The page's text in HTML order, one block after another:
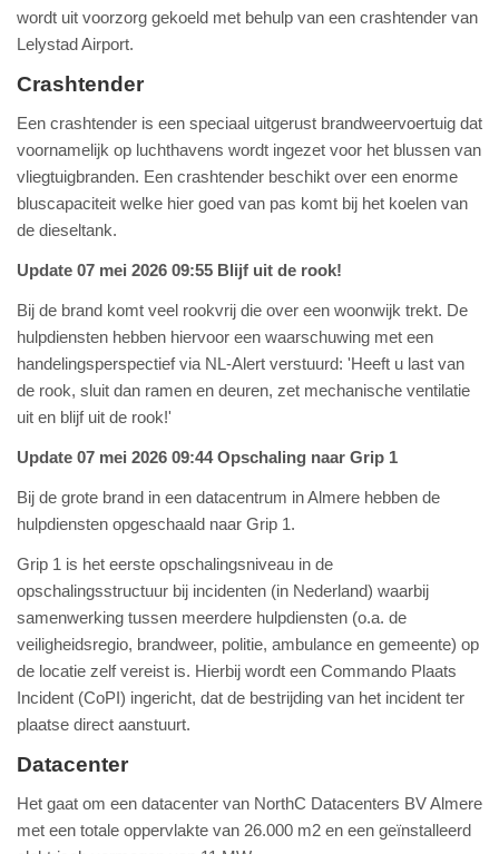
wordt uit voorzorg gekoeld met behulp van een crashtender van
Lelystad Airport.
Crashtender
Een crashtender is een speciaal uitgerust brandweervoertuig dat
voornamelijk op luchthavens wordt ingezet voor het blussen van
vliegtuigbranden. Een crashtender beschikt over een enorme
bluscapaciteit welke hier goed van pas komt bij het koelen van
de dieseltank.
Update 07 mei 2026 09:55 Blijf uit de rook!
Bij de brand komt veel rookvrij die over een woonwijk trekt. De
hulpdiensten hebben hiervoor een waarschuwing met een
handelingsperspectief via NL-Alert verstuurd: 'Heeft u last van
de rook, sluit dan ramen en deuren, zet mechanische ventilatie
uit en blijf uit de rook!'
Update 07 mei 2026 09:44 Opschaling naar Grip 1
Bij de grote brand in een datacentrum in Almere hebben de
hulpdiensten opgeschaald naar Grip 1.
Grip 1 is het eerste opschalingsniveau in de
opschalingsstructuur bij incidenten (in Nederland) waarbij
samenwerking tussen meerdere hulpdiensten (o.a. de
veiligheidsregio, brandweer, politie, ambulance en gemeente) op
de locatie zelf vereist is. Hierbij wordt een Commando Plaats
Incident (CoPI) ingericht, dat de bestrijding van het incident ter
plaatse direct aanstuurt.
Datacenter
Het gaat om een datacenter van NorthC Datacenters BV Almere
met een totale oppervlakte van 26.000 m2 en een geïnstalleerd